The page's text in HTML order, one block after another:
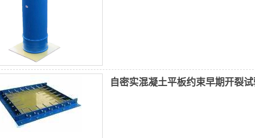
自密实混凝土平板约束早期开裂